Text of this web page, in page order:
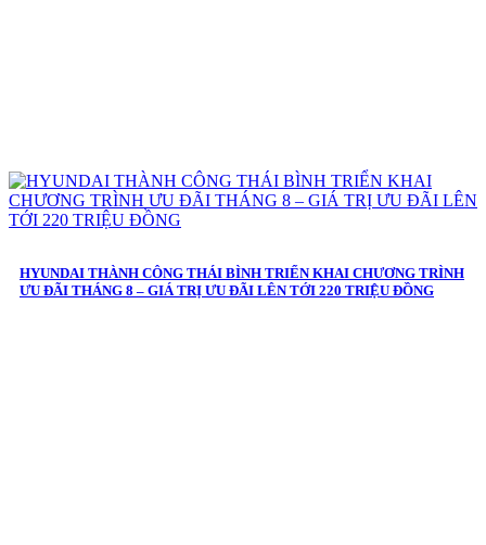
HYUNDAI THÀNH CÔNG THÁI BÌNH TRIỂN KHAI CHƯƠNG TRÌNH
ƯU ĐÃI THÁNG 8 – GIÁ TRỊ ƯU ĐÃI LÊN TỚI 220 TRIỆU ĐỒNG